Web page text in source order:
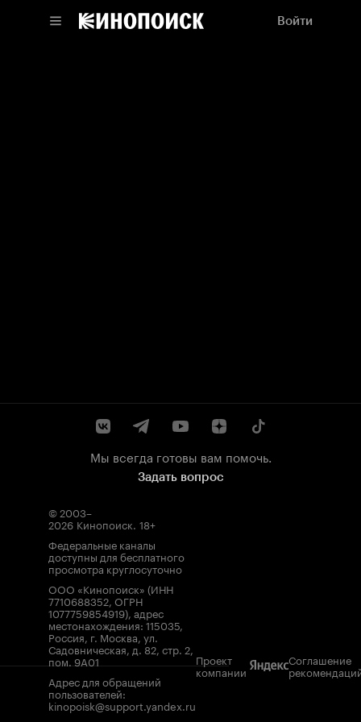
Войти
Мы всегда готовы вам помочь.
Задать вопрос
© 2003–
2026 Кинопоиск. 18+
Федеральные каналы
доступны для бесплатного
просмотра круглосуточно
ООО «Кинопоиск» (ИНН
7710688352, ОГРН
1077759854919), адрес
местонахождения: 115035,
Россия, г. Москва, ул.
Садовническая, д. 82, стр. 2,
пом. 9А01
Адрес для обращений
пользователей:
kinopoisk@support.yandex.ru
Проект
компании
Соглашение